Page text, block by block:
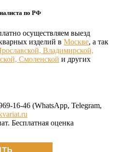
по РФ
осуществляем выезд
изделий в Москве, а так
Владимирской,
Смоленской и других
16-46 (WhatsApp, Telegram,
Бесплатная оценка